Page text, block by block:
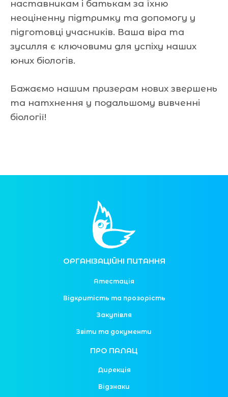
наставникам і батькам за їхню
неоціненну підтримку та допомогу у
підготовці учасників. Ваша віра та
зусилля є ключовими для успіху наших
юних біологів.
Бажаємо нашим призерам нових звершень
та натхнення у подальшому вивченні
біології!
ОРГАНІЗАЦІЙНІ ПИТАННЯ
Атестація
Відкритість та прозорість
Закупівля
Звіти та документи
ПРО ПАЛАЦ
Дирекція
Відзнаки